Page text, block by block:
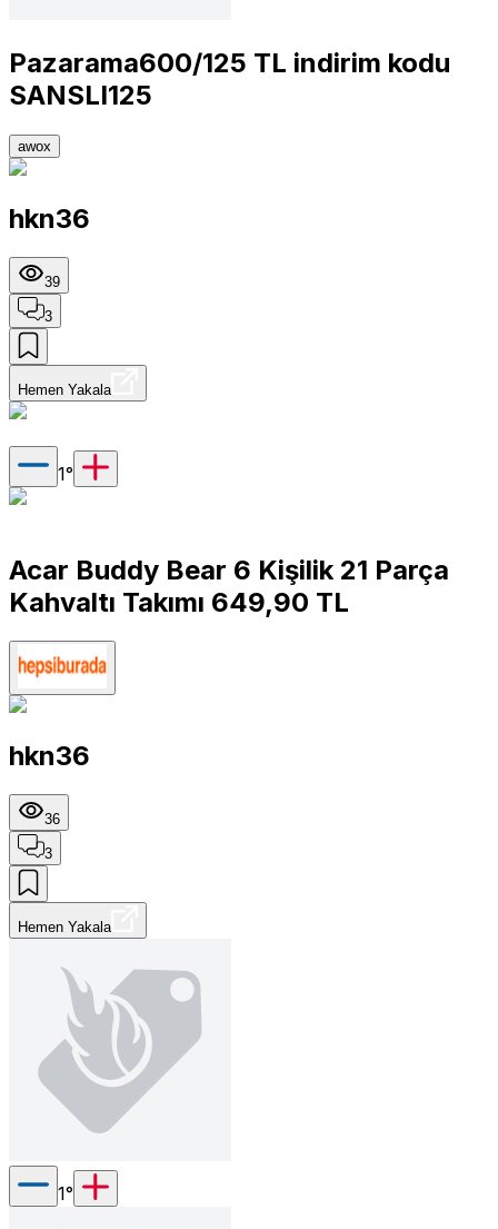
Pazarama600/125 TL indirim kodu
SANSLI125
awox
hkn36
39
3
Hemen Yakala
1°
Acar Buddy Bear 6 Kişilik 21 Parça
Kahvaltı Takımı 649,90 TL
hkn36
36
3
Hemen Yakala
1°